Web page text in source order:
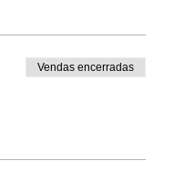
Vendas encerradas